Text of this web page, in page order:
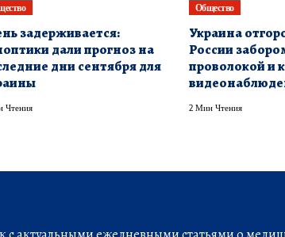
задерживается:
дали прогноз на
дни сентября для
Чтения
Общество
Украина
России
проволокой и
2 Мин Чтения